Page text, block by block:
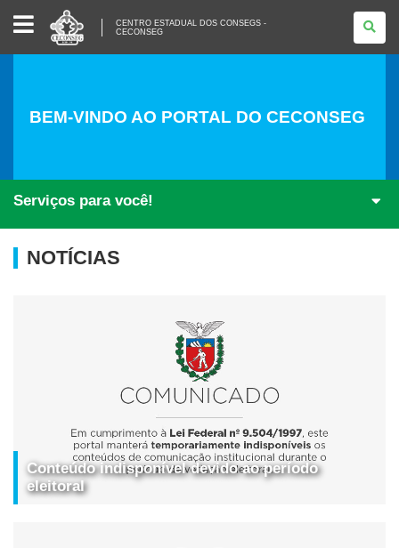
CENTRO
ESTADUAL
DOS
CONSEGS
CENTRO ESTADUAL DOS CONSEGS -
CECONSEG
BEM-VINDO AO PORTAL DO CECONSEG
Serviços para você!
NOTÍCIAS
Conteúdo indisponível devido ao período
eleitoral